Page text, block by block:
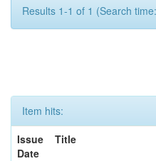
Results 1-1 of 1 (Search
Item hits:
Issue
Date
Title